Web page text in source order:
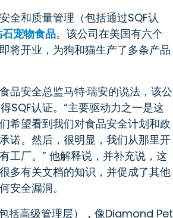
全和质量管理（包括通过SQF认
宠物食品。该公司在美国有六个
将开业，为狗和猫生产了多条产品
品安全总监马特·瑞安的说法，该公
SQF认证。“主要驱动力之一是这
希望看到我们对食品安全计划和政
诺。然后，很明显，我们从那里开
工厂。” 他解释说，并补充说，这
多有关文档的知识，并促成了其他
安全漏洞。
括高级管理层），像Diamond Pet